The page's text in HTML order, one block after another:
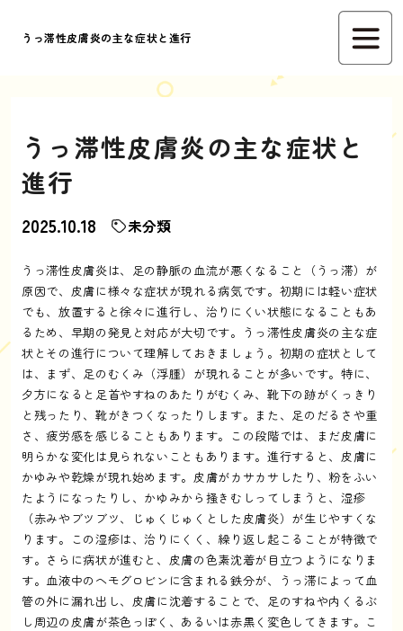
うっ滞性皮膚炎の主な症状と進行
うっ滞性皮膚炎の主な症状と
進行
2025.10.18 未分類
うっ滞性皮膚炎は、足の静脈の血流が悪くなること（うっ滞）が
原因で、皮膚に様々な症状が現れる病気です。初期には軽い症状
でも、放置すると徐々に進行し、治りにくい状態になることもあ
るため、早期の発見と対応が大切です。うっ滞性皮膚炎の主な症
状とその進行について理解しておきましょう。初期の症状として
は、まず、足のむくみ（浮腫）が現れることが多いです。特に、
夕方になると足首やすねのあたりがむくみ、靴下の跡がくっきり
と残ったり、靴がきつくなったりします。また、足のだるさや重
さ、疲労感を感じることもあります。この段階では、まだ皮膚に
明らかな変化は見られないこともあります。進行すると、皮膚に
かゆみや乾燥が現れ始めます。皮膚がカサカサしたり、粉をふい
たようになったりし、かゆみから掻きむしってしまうと、湿疹
（赤みやブツブツ、じゅくじゅくとした皮膚炎）が生じやすくな
ります。この湿疹は、治りにくく、繰り返し起こることが特徴で
す。さらに病状が進むと、皮膚の色素沈着が目立つようになりま
す。血液中のヘモグロビンに含まれる鉄分が、うっ滞によって血
管の外に漏れ出し、皮膚に沈着することで、足のすねや内くるぶ
し周辺の皮膚が茶色っぽく、あるいは赤黒く変色してきます。こ